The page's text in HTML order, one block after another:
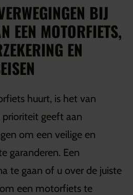
BIJ
EEN MOTORFIETS,
EN
huurt, is het van
prioriteit geeft aan
om een veilige en
garanderen. Een
te gaan of u over de juiste
een motorfiets te